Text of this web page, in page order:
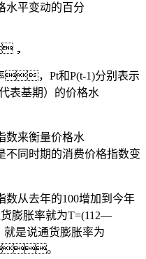
水平变动的百分
，
，Pt和P(t-1)分别表示
表基期）的价格水
数来衡量价格水
同时期的消费价格指数变
数从去年的100增加到今年
膨胀率就为T=(112—
是说通货膨胀率为
。